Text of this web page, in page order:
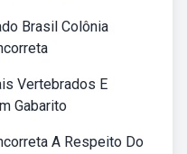
Brasil Colônia
Vertebrados E
Gabarito
A Respeito Do